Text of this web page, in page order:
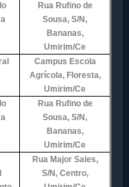
Rua Rufino de
Sousa, S/N,
Bananas,
Umirim/Ce
Campus Escola
Agrícola, Floresta,
Umirim/Ce
Rua Rufino de
Sousa, S/N,
Bananas,
Umirim/Ce
Rua Major Sales,
S/N, Centro,